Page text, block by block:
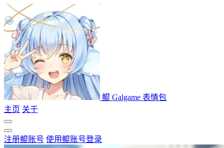
鲲 Galgame 表情包
主页 关于
注册鲲账号 使用鲲账号登录